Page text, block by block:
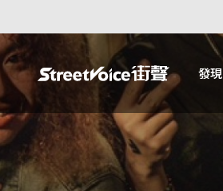
發現